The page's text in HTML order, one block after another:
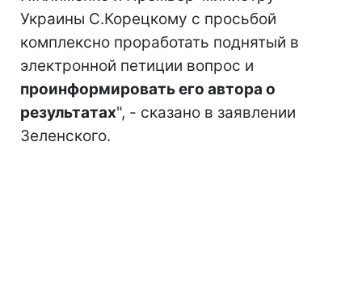
Украины С.Корецкому с просьбой
комплексно проработать поднятый в
электронной петиции вопрос и
проинформировать его автора о
результатах", - сказано в заявлении
Зеленского.